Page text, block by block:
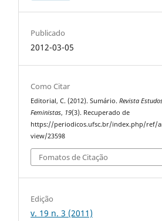
Publicado
2012-03-05
Como Citar
Editorial, C. (2012). Sumário.Revista
Feministas, 19(3). Recuperado de
https://periodicos.ufsc.br/index.php/ref/
view/23598
Fomatos de Citação
Edição
v. 19 n. 3 (2011)